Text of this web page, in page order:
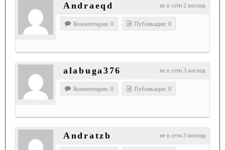
не в сети 2 месяца
Andraeqd
Комментарии: 0 Публикации: 0
не в сети 3 месяца
alabuga376
Комментарии: 0 Публикации: 0
не в сети 3 месяца
Andratzb